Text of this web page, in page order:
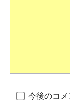
今後のコ